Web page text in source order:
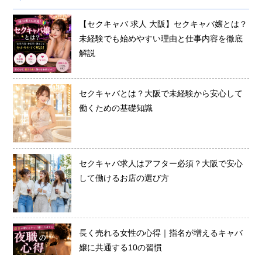
【セクキャバ 求人 大阪】セクキャバ嬢とは？
未経験でも始めやすい理由と仕事内容を徹底
解説
セクキャバとは？大阪で未経験から安心して
働くための基礎知識
セクキャバ求人はアフター必須？大阪で安心
して働けるお店の選び方
長く売れる女性の心得｜指名が増えるキャバ
嬢に共通する10の習慣